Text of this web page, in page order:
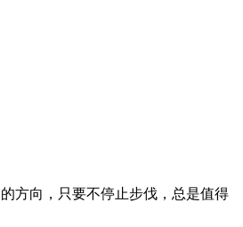
方向，只要不停止步伐，总是值得